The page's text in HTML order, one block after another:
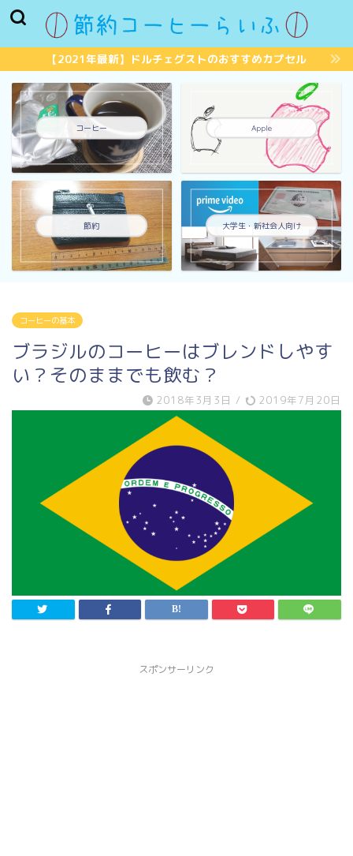
【2021年最新】ドルチェグストのおすすめカプセル
コーヒー Apple
節約 大学生・新社会人向け
コーヒーの基本
ブラジルのコーヒーはブレンドしやす
い？そのままでも飲む？
2018年3月3日 / 2019年7月20日
スポンサーリンク